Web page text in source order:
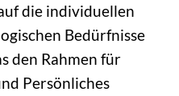
die individuellen
Bedürfnisse
den Rahmen für
Persönliches